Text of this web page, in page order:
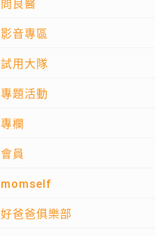
問良醫
影音專區
試用大隊
專題活動
專欄
會員
momself
好爸爸俱樂部